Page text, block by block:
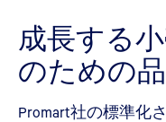
成長する
のための
Promart社の標準化